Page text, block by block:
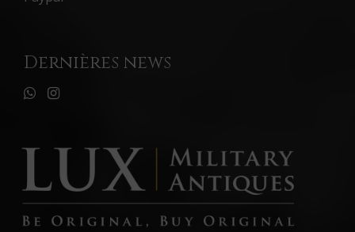
Dernières news